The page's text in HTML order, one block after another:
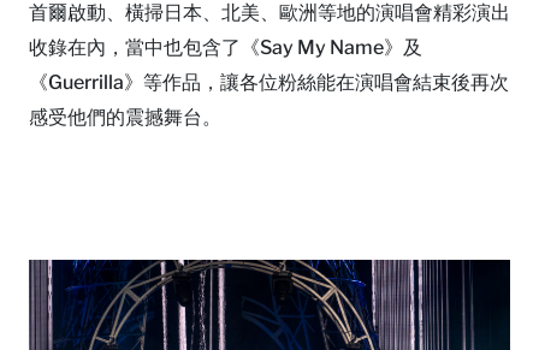
首爾啟動、橫掃日本、北美、歐洲等地的演唱會精彩演出
收錄在內，當中也包含了《Say My Name》及
《Guerrilla》等作品，讓各位粉絲能在演唱會結束後再次
感受他們的震撼舞台。